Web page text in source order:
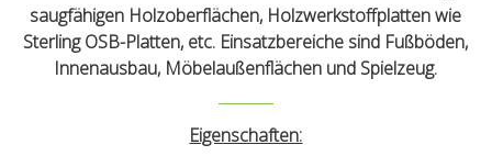
saugfähigen Holzoberflächen, Holzwerkstoffplatten wie
Sterling OSB-Platten, etc. Einsatzbereiche sind Fußböden,
Innenausbau, Möbelaußenflächen und Spielzeug.
Eigenschaften: